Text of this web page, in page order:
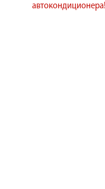
автокондиционера!